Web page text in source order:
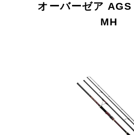
オーバーゼア AGS
MH